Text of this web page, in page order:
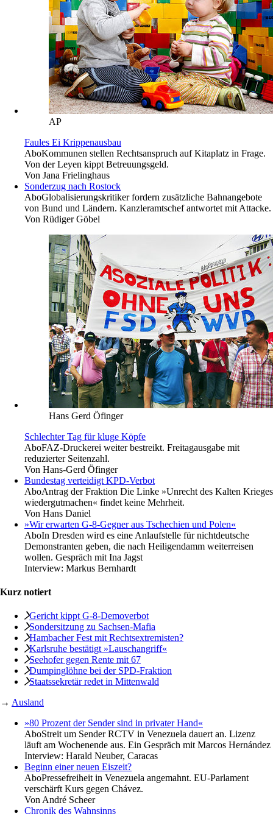
AP
Faules Ei Krippenausbau
AboKommunen stellen Rechtsanspruch auf Kitaplatz in Frage.
Von der Leyen kippt Betreuungsgeld.
Von Jana Frielinghaus
Sonderzug nach Rostock
AboGlobalisierungskritiker fordern zusätzliche Bahnangebote
von Bund und Ländern. Kanzleramtschef antwortet mit Attacke.
Von Rüdiger Göbel
Hans Gerd Öfinger
Schlechter Tag für kluge Köpfe
AboFAZ-Druckerei weiter bestreikt. Freitagausgabe mit
reduzierter Seitenzahl.
Von Hans-Gerd Öfinger
Bundestag verteidigt KPD-Verbot
AboAntrag der Fraktion Die Linke »Unrecht des Kalten Krieges
wiedergutmachen« findet keine Mehrheit.
Von Hans Daniel
»Wir erwarten G-8-Gegner aus Tschechien und Polen«
AboIn Dresden wird es eine Anlaufstelle für nichtdeutsche
Demonstranten geben, die nach Heiligendamm weiterreisen
wollen. Gespräch mit Ina Jagst
Interview: Markus Bernhardt
Kurz notiert
Gericht kippt G-8-Demoverbot
Sondersitzung zu ­Sachsen-Mafia
Hambacher Fest mit Rechtsextremisten?
Karlsruhe bestätigt »Lauschangriff«
Seehofer gegen Rente mit 67
Dumpinglöhne bei der SPD-Fraktion
Staatssekretär redet in Mittenwald
→ Ausland
»80 Prozent der Sender sind in privater Hand«
AboStreit um Sender RCTV in Venezuela dauert an. Lizenz
läuft am Wochenende aus. Ein Gespräch mit Marcos Hernández
Interview: Harald Neuber, Caracas
Beginn einer neuen Eiszeit?
AboPressefreiheit in Venezuela angemahnt. EU-Parlament
verschärft Kurs gegen Chávez.
VonAndré Scheer
Chronik des Wahnsinns